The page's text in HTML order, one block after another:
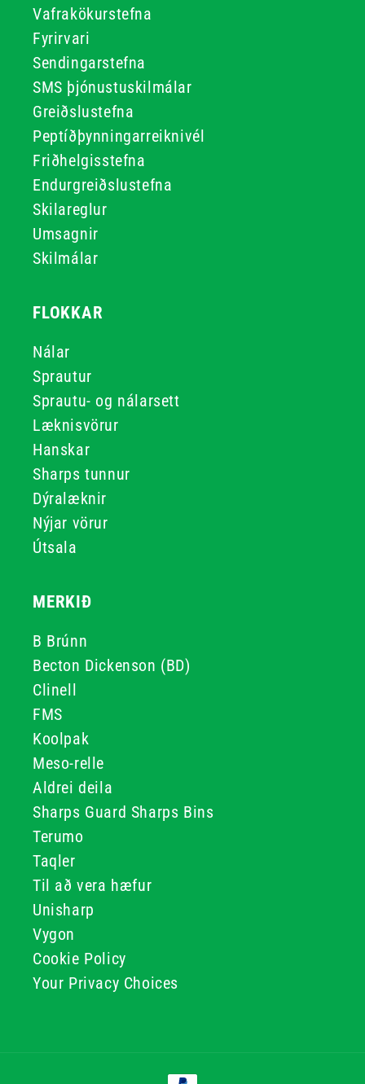
Vafrakökurstefna
Fyrirvari
Sendingarstefna
SMS þjónustuskilmálar
Greiðslustefna
Peptíðþynningarreiknivél
Friðhelgisstefna
Endurgreiðslustefna
Skilareglur
Umsagnir
Skilmálar
FLOKKAR
Nálar
Sprautur
Sprautu- og nálarsett
Læknisvörur
Hanskar
Sharps tunnur
Dýralæknir
Nýjar vörur
Útsala
MERKIÐ
B Brúnn
Becton Dickenson (BD)
Clinell
FMS
Koolpak
Meso-relle
Aldrei deila
Sharps Guard Sharps Bins
Terumo
Taqler
Til að vera hæfur
Unisharp
Vygon
Cookie Policy
Your Privacy Choices
Greiðslumáta